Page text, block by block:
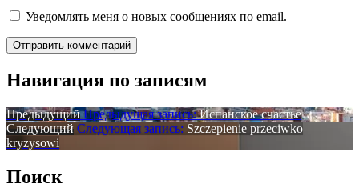
Уведомлять меня о новых сообщениях по email.
Навигация по записям
Предыдущий Предыдущая запись: Испанское счастье
Следующий Следующая запись: Szczepienie przeciwko
kryzysowi
Поиск